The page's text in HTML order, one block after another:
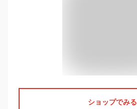
ショップでみる